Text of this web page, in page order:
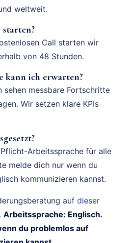
weltweit.
Call starten wir
von 48 Stunden.
kann ich erwarten?
sehen messbare Fortschritte
Wir setzen klare KPIs
Arbeitssprache für alle
melde dich nur wenn du
kommunizieren kannst.
auf dieser
. Arbeitssprache: Englisch.
du problemlos auf